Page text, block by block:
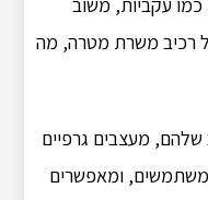
רכיב משרת מטרה, מה
שלהם, מעצבים גרפיים
ומאפשרים